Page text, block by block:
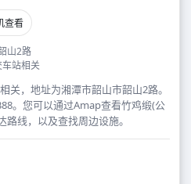
查看
山2路
站相关
关，地址为湘潭市韶山市韶山2路。
。您可以通过Amap查看竹鸡缎(公
线，以及查找周边设施。